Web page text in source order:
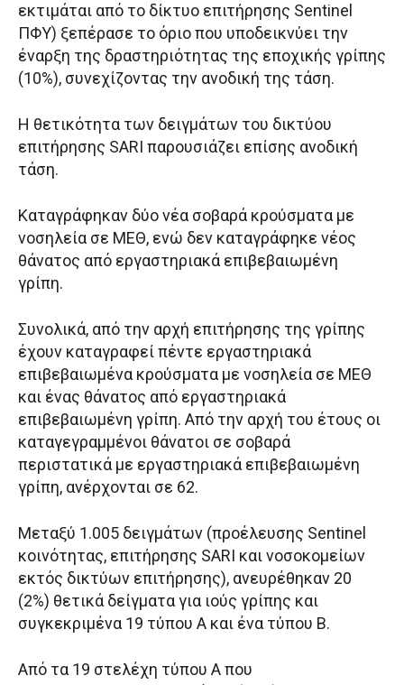
εκτιμάται από το δίκτυο επιτήρησης Sentinel
ΠΦΥ) ξεπέρασε το όριο που υποδεικνύει την
έναρξη της δραστηριότητας της εποχικής γρίπης
(10%), συνεχίζοντας την ανοδική της τάση.
Η θετικότητα των δειγμάτων του δικτύου
επιτήρησης SARI παρουσιάζει επίσης ανοδική
τάση.
Καταγράφηκαν δύο νέα σοβαρά κρούσματα με
νοσηλεία σε ΜΕΘ, ενώ δεν καταγράφηκε νέος
θάνατος από εργαστηριακά επιβεβαιωμένη
γρίπη.
Συνολικά, από την αρχή επιτήρησης της γρίπης
έχουν καταγραφεί πέντε εργαστηριακά
επιβεβαιωμένα κρούσματα με νοσηλεία σε ΜΕΘ
και ένας θάνατος από εργαστηριακά
επιβεβαιωμένη γρίπη. Από την αρχή του έτους οι
καταγεγραμμένοι θάνατοι σε σοβαρά
περιστατικά με εργαστηριακά επιβεβαιωμένη
γρίπη, ανέρχονται σε 62.
Μεταξύ 1.005 δειγμάτων (προέλευσης Sentinel
κοινότητας, επιτήρησης SARI και νοσοκομείων
εκτός δικτύων επιτήρησης), ανευρέθηκαν 20
(2%) θετικά δείγματα για ιούς γρίπης και
συγκεκριμένα 19 τύπου Α και ένα τύπου Β.
Από τα 19 στελέχη τύπου Α που